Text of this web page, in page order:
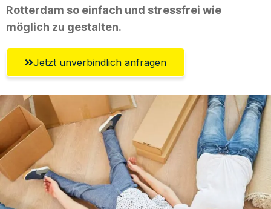
Rotterdam so einfach und stressfrei wie
möglich zu gestalten.
Jetzt unverbindlich anfragen